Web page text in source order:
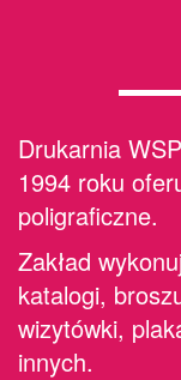
Drukarnia
1994 roku
poligraficzne.
Zakład
katalogi,
wizytówki,
innych.